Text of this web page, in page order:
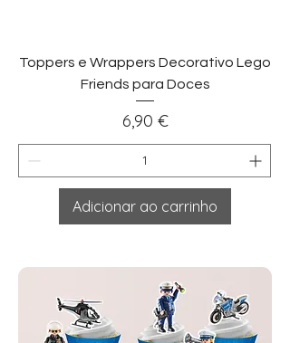
Toppers e Wrappers Decorativo Lego
Friends para Doces
Preço
6,90 €
Adicionar ao carrinho